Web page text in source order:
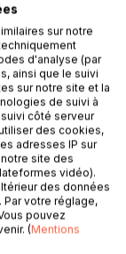
et
manoir
par le fantôme
aux attentes, la
par les
avec un
habitué à
et même
cette
critiquer les
de la
histoire
tels que
sur notre
d'analyse (par
ainsi que le suivi
sur notre site et la
de suivi à
côté serveur
des cookies,
adresses IP sur
site des
vidéo).
des données
Par votre réglage,
pouvez
(Mentions